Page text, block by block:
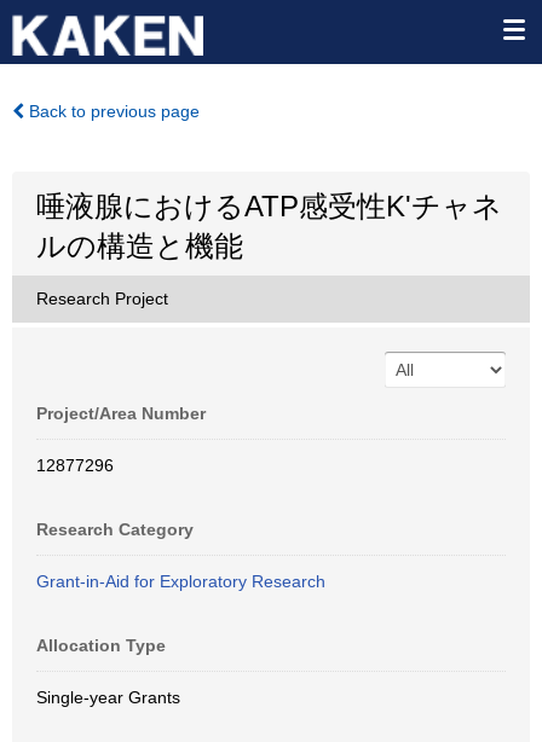
Back to previous page
唾液腺におけるATP感受性K'チャネ
ルの構造と機能
Research Project
Project/Area Number
12877296
Research Category
Grant-in-Aid for Exploratory Research
Allocation Type
Single-year Grants